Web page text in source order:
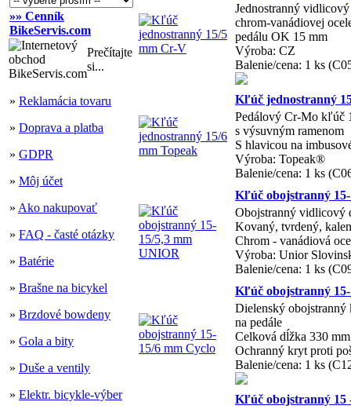
»» Cenník
BikeServis.com
Prečítajte
si...
» Reklamácia tovaru
» Doprava a platba
» GDPR
» Môj účet
» Ako nakupovať
» FAQ - časté otázky
» Batérie
» Brašne na bicykel
» Brzdové bowdeny
» Gola a bity
» Duše a ventily
» Elektr. bicykle-výber
Jednostranný
chrom-vanádiovej
pedálu OK 15 mm
Výroba: CZ
Balenie/cena: 1 ks
Kľúč jednostranný
Pedálový Cr-Mo kľúč
s výsuvným ramenom
S hlavicou na
Výroba: Topeak®
Balenie/cena: 1 ks
Kľúč obojstranný
Obojstranný vidlicový
Kovaný, tvrdený,
Chrom - vanádiová
Výroba: Unior
Balenie/cena: 1 ks
Kľúč obojstranný
Dielenský
na pedále
Celková dĺžka 330
Ochranný kryt proti
Balenie/cena: 1 ks
Kľúč obojstranný 15